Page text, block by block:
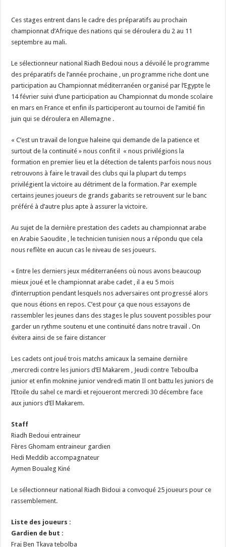
Ces stages entrent dans le cadre des préparatifs au prochain
championnat d’Afrique des nations qui se déroulera du 2 au 11
septembre au mali.
Le sélectionneur national Riadh Bedoui nous a dévoilé le programme
des préparatifs de l’année prochaine , un programme riche dont une
participation au Championnat méditerranéen organisé par l’Egypte le
14 février suivi d’une participation au Championnat du monde scolaire
en mars en France et enfin ils participeront au tournoi de l’amitié fin
juin qui se déroulera en Allemagne .
« C’est un travail de longue haleine qui demande de la patience et
surtout de la continuité » nous confit il « nous privilégions la
formation en premier lieu et la détection de talents parfois nous nous
retrouvons à faire le travail des clubs qui la plupart du temps
privilégient la victoire au détriment de la formation. Par exemple
certains jeunes joueurs de grands gabarits se retrouvent sur le banc
préféré à d’autre plus apte à assurer la victoire.
Au sujet de la dernière prestation des cadets au championnat arabe
en Arabie Saoudite , le technicien tunisien nous a répondu que cela
nous reflète en aucun cas le niveau de ses joueurs.
« Entre les derniers jeux méditerranéens où nous avons beaucoup
mieux joué et le championnat arabe cadet , il a eu 5 mois
d’interruption pendant lesquels nos adversaires ont progressé alors
que nous étions en repos. C’est pour ça que nous essayons de
rassembler les jeunes dans des stages le plus souvent possibles pour
garder un rythme soutenu et une continuité dans notre travail . On
évitera ainsi de se faire distancer
Les cadets ont joué trois matchs amicaux la semaine dernière
,mercredi contre les juniors d’El Makarem , Jeudi contre Teboulba
junior et enfin moknine junior vendredi matin Il ont battu les juniors de
l’Etoile du sahel ce mardi et rejoueront mercredi 30 décembre face
aux juniors d’El Makarem.
Staff
Riadh Bedoui entraineur
Fères Ghomam entraineur gardien
Hedi Meddib accompagnateur
Aymen Boualeg Kiné
Le sélectionneur national Riadh Bidoui a convoqué 25 joueurs pour ce
rassemblement.
Liste des joueurs :
Gardien de but :
Fraj Ben Tkaya tebolba